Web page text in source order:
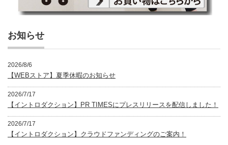
お知らせ
2026/8/6
【WEBストア】夏季休暇のお知らせ
2026/7/17
【イントロダクション】PR TIMESにプレスリリースを配信しました！
2026/7/17
【イントロダクション】クラウドファンディングのご案内！